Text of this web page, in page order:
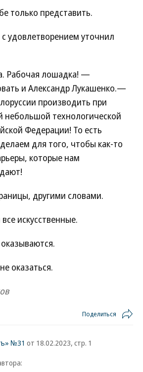
только представить.
уточнил
Рабочая лошадка! —
и Александр Лукашенко.—
производить при
небольшой технологической
Федерации! То есть
для того, чтобы как-то
которые нам
другими словами.
искусственные.
оказаться.
Поделиться
№31 от 18.02.2023, стр. 1